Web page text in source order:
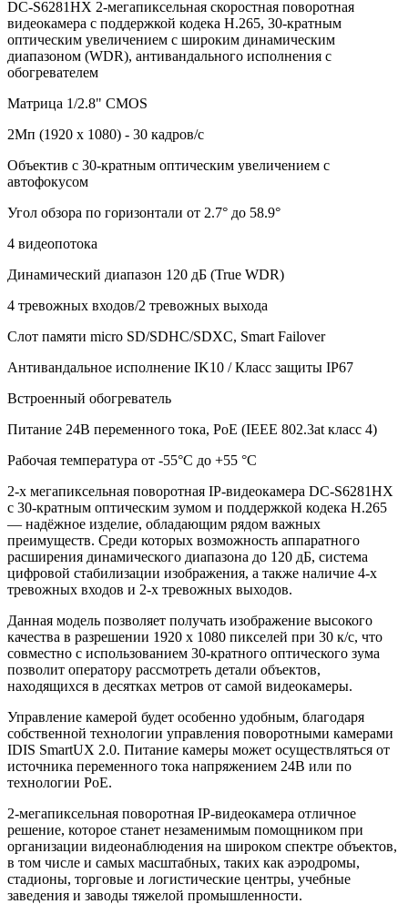
DC-S6281HX 2-мегапиксельная скоростная поворотная
видеокамера с поддержкой кодека H.265, 30-кратным
оптическим увеличением с широким динамическим
диапазоном (WDR), антивандального исполнения с
обогревателем
Матрица 1/2.8" CMOS
2Мп (1920 х 1080) - 30 кадров/с
Объектив с 30-кратным оптическим увеличением с
автофокусом
Угол обзора по горизонтали от 2.7° до 58.9°
4 видеопотока
Динамический диапазон 120 дБ (True WDR)
4 тревожных входов/2 тревожных выхода
Слот памяти micro SD/SDHC/SDXC, Smart Failover
Антивандальное исполнение IK10 / Класс защиты IP67
Встроенный обогреватель
Питание 24В переменного тока, PoE (IEEE 802.3at класс 4)
Рабочая температура от -55°С до +55 °C
2-х мегапиксельная поворотная IP-видеокамера DC-S6281HX
с 30-кратным оптическим зумом и поддержкой кодека H.265
— надёжное изделие, обладающим рядом важных
преимуществ. Среди которых возможность аппаратного
расширения динамического диапазона до 120 дБ, система
цифровой стабилизации изображения, а также наличие 4-х
тревожных входов и 2-х тревожных выходов.
Данная модель позволяет получать изображение высокого
качества в разрешении 1920 х 1080 пикселей при 30 к/c, что
совместно с использованием 30-кратного оптического зума
позволит оператору рассмотреть детали объектов,
находящихся в десятках метров от самой видеокамеры.
Управление камерой будет особенно удобным, благодаря
собственной технологии управления поворотными камерами
IDIS SmartUX 2.0. Питание камеры может осуществляться от
источника переменного тока напряжением 24В или по
технологии PoE.
2-мегапиксельная поворотная IP-видеокамера отличное
решение, которое станет незаменимым помощником при
организации видеонаблюдения на широком спектре объектов,
в том числе и самых масштабных, таких как аэродромы,
стадионы, торговые и логистические центры, учебные
заведения и заводы тяжелой промышленности.